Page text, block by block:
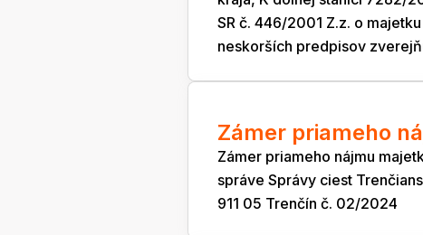
SR č. 446/2001 Z.z. o
neskorších predpisov
Zámer priameho
Zámer priameho nájmu
správe Správy ciest
911 05 Trenčín č. 02/2024